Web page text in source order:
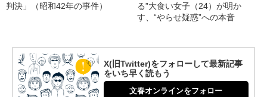
判決」（昭和42年の事件）
る”大食い女子（24）が明か
す、“やらせ疑惑”への本音
X(旧Twitter)をフォローして最新記事
をいち早く読もう
文春オンラインをフォロー